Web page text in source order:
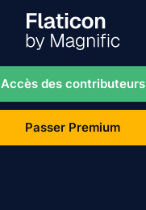
Accès des contributeurs
Passer Premium